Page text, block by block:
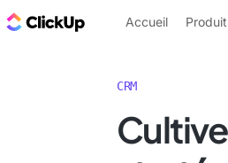
ClickUp Blog
Accueil Produit
CRM